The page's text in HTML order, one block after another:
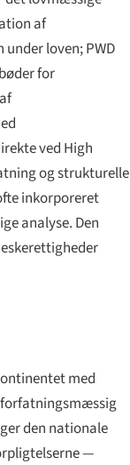
af
loven; PWD
for
ved High
og strukturelle
inkorporeret
analyse. Den
med
den nationale
—